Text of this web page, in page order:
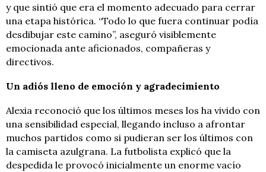
y que sintió que era el momento adecuado para cerrar
una etapa histórica. “Todo lo que fuera continuar podía
desdibujar este camino”, aseguró visiblemente
emocionada ante aficionados, compañeras y
directivos.
Un adiós lleno de emoción y agradecimiento
Alexia reconoció que los últimos meses los ha vivido con
una sensibilidad especial, llegando incluso a afrontar
muchos partidos como si pudieran ser los últimos con
la camiseta azulgrana. La futbolista explicó que la
despedida le provocó inicialmente un enorme vacío